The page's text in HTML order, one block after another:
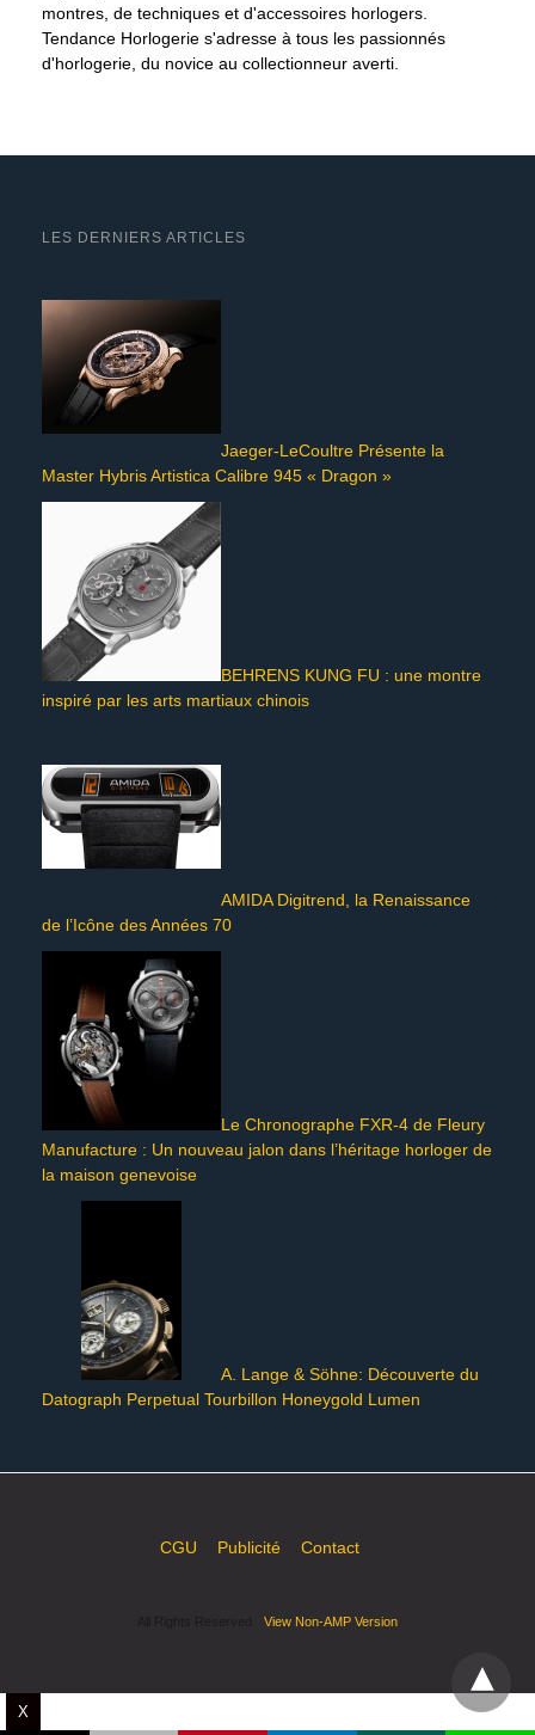
montres, de techniques et d'accessoires horlogers.
Tendance Horlogerie s'adresse à tous les passionnés
d'horlogerie, du novice au collectionneur averti.
LES DERNIERS ARTICLES
Jaeger-LeCoultre Présente la
Master Hybris Artistica Calibre 945 « Dragon »
BEHRENS KUNG FU : une montre
inspiré par les arts martiaux chinois
AMIDA Digitrend, la Renaissance
de l’Icône des Années 70
Le Chronographe FXR-4 de Fleury
Manufacture : Un nouveau jalon dans l’héritage horloger de
la maison genevoise
A. Lange & Söhne: Découverte du
Datograph Perpetual Tourbillon Honeygold Lumen
CGU Publicité Contact
View Non-AMP Version
X